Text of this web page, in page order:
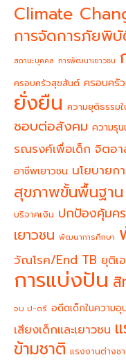
Climate
การจัดการภัยพิ
สถานะบุคคล การพัฒนาเยาวชน
ครอบครัวสุขสันต์ ครอบครั
ยั่งยืน ความยุติธรรม
ชอบต่อสังคม ความรุ
รณรงค์เพื่อเด็ก จิตอา
อาชีพเยาวชน นโยบายก
สุขภาพขั้นพื้นฐาน
บริจาคเงิน ปกป้องคุ้มค
เยาวชน พัฒนาการศึกษา
วัณโรค/End TB ยุติเ
การแบ่งปัน
จบ ป-ตรี อดีตเด็กในความอุ
เสียงเด็กและเยาวชน
ข้ามชาติ แรงงานต่างช